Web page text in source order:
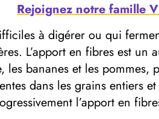
Rejoignez notre famille
à digérer ou qui
L’apport en fibres est
les bananes et les
dans les grains entiers
l’apport en